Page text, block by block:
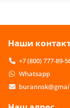
Наши
+7 (800) 777-89-
Whatsapp